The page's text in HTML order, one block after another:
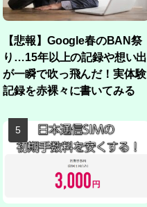
【悲報】Google春のBAN祭
り…15年以上の記録や想い出
が一瞬で吹っ飛んだ！実体験
記録を赤裸々に書いてみる